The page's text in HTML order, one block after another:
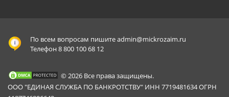
По всем вопросам пишитеadmin@mickrozaim.ru
Телефон 8 800 100 68 12
© 2026 Все права защищены.
ООО "ЕДИНАЯ СЛУЖБА ПО БАНКРОТСТВУ" ИНН 7719481634 ОГРН